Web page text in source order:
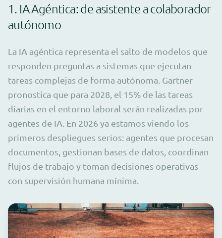
1. IA Agéntica: de asistente a colaborador
autónomo
La IA agéntica representa el salto de modelos que
responden preguntas a sistemas que ejecutan
tareas complejas de forma autónoma. Gartner
pronostica que para 2028, el 15% de las tareas
diarias en el entorno laboral serán realizadas por
agentes de IA. En 2026 ya estamos viendo los
primeros despliegues serios: agentes que procesan
documentos, gestionan bases de datos, coordinan
flujos de trabajo y toman decisiones operativas
con supervisión humana mínima.